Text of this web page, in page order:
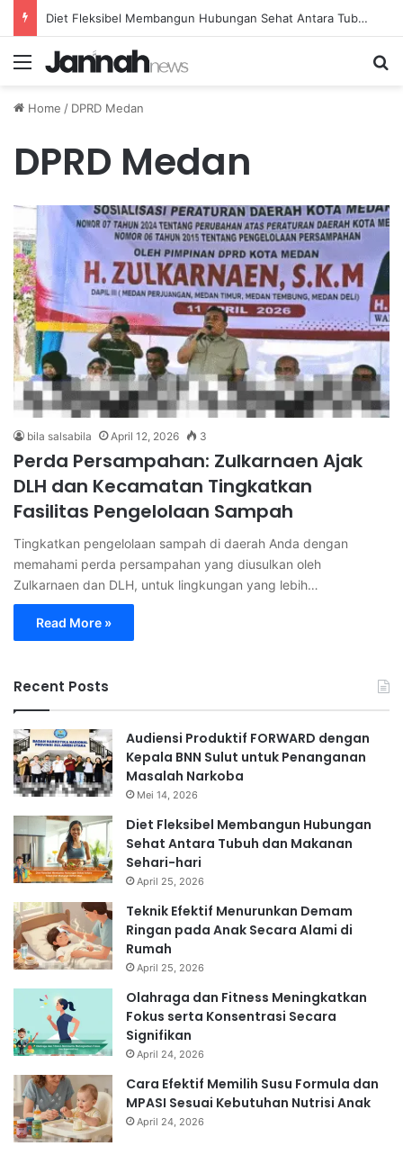
Diet Fleksibel Membangun Hubungan Sehat Antara Tubuh dan Makanan Sehari-hari
Menu
Home / DPRD Medan
DPRD Medan
bila salsabila April 12, 2026 3
Perda Persampahan: Zulkarnaen Ajak
DLH dan Kecamatan Tingkatkan
Fasilitas Pengelolaan Sampah
Tingkatkan pengelolaan sampah di daerah Anda dengan
memahami perda persampahan yang diusulkan oleh
Zulkarnaen dan DLH, untuk lingkungan yang lebih…
Read More »
Recent Posts
Audiensi Produktif FORWARD dengan
Kepala BNN Sulut untuk Penanganan
Masalah Narkoba
Mei 14, 2026
Diet Fleksibel Membangun Hubungan
Sehat Antara Tubuh dan Makanan
Sehari-hari
April 25, 2026
Teknik Efektif Menurunkan Demam
Ringan pada Anak Secara Alami di
Rumah
April 25, 2026
Olahraga dan Fitness Meningkatkan
Fokus serta Konsentrasi Secara
Signifikan
April 24, 2026
Cara Efektif Memilih Susu Formula dan
MPASI Sesuai Kebutuhan Nutrisi Anak
April 24, 2026